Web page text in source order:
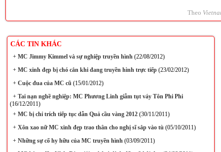
Theo
CÁC TIN KHÁC
+MC Jimmy Kimmel và sự nghiệp truyền hình(22/08/2012)
+MC xinh đẹp bị chó cắn khi đang truyền hình trực tiếp(23/02/2012)
+Cuộc đua của MC cũ(15/01/2012)
+Tai nạn nghề nghiệp: MC Phương Linh giẫm tụt váy Tôn Phi Phi
(16/12/2011)
+MC bị chỉ trích tiếp tục dẫn Quả cầu vàng 2012(30/11/2011)
+Xôn xao nữ MC xinh đẹp trao thân cho nghị sĩ sắp vào tù(05/10/2011)
+Những sự cố hy hữu của MC truyền hình(03/09/2011)